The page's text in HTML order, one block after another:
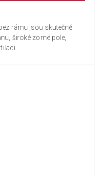
rámu jsou skutečně
široké zorné pole,